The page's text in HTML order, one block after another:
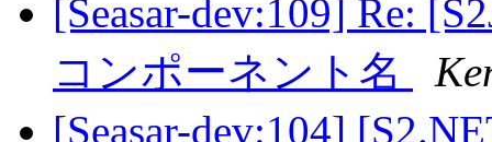
[Seasar-dev:109] Re:
コンポーネント名
[Seasar-dev:104]